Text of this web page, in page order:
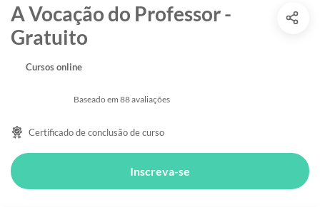
A Vocação do Professor -
Gratuito
Baseado em 88 avaliações
Cursos online
Certificado de conclusão de curso
Inscreva-se